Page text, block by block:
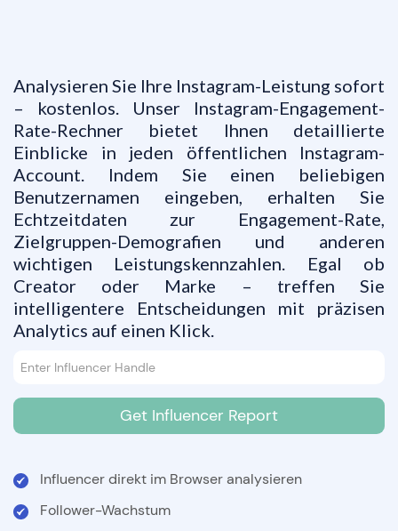
Analysieren Sie Ihre Instagram-Leistung sofort
– kostenlos. Unser Instagram-Engagement-
Rate-Rechner bietet Ihnen detaillierte
Einblicke in jeden öffentlichen Instagram-
Account. Indem Sie einen beliebigen
Benutzernamen eingeben, erhalten Sie
Echtzeitdaten zur Engagement-Rate,
Zielgruppen-Demografien und anderen
wichtigen Leistungskennzahlen. Egal ob
Creator oder Marke – treffen Sie
intelligentere Entscheidungen mit präzisen
Analytics auf einen Klick.
Influencer direkt im Browser analysieren
Follower-Wachstum